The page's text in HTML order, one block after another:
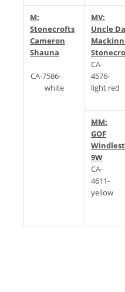
M:
Stonecrofts
Cameron
Shauna
CA-7586-
white
MV:
Uncle
CA-
light red
MM:
GOF
9W
CA-
yellow